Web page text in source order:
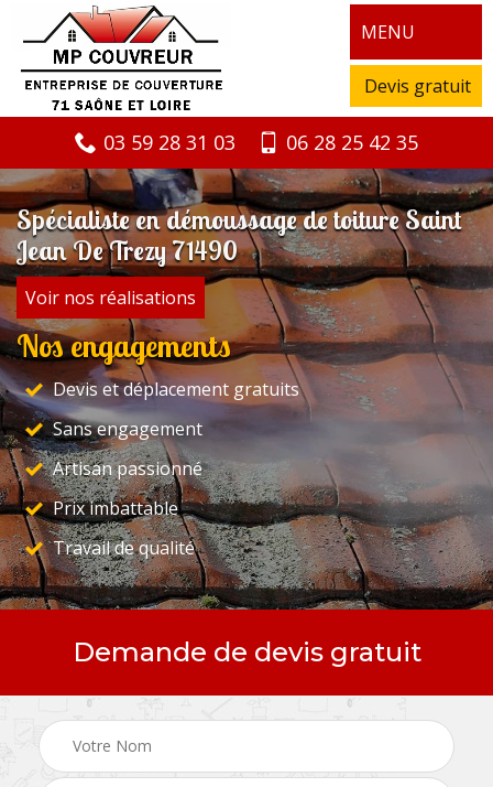
MENU
Devis gratuit
03 59 28 31 03 06 28 25 42 35
Spécialiste en démoussage de toiture Saint
Jean De Trezy 71490
Voir nos réalisations
Nos engagements
Devis et déplacement gratuits
Sans engagement
Artisan passionné
Prix imbattable
Travail de qualité
Demande de devis gratuit